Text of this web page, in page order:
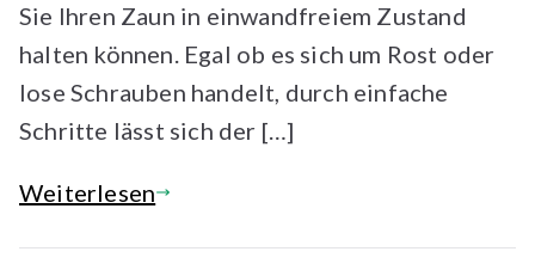
Sie Ihren Zaun in einwandfreiem Zustand
halten können. Egal ob es sich um Rost oder
lose Schrauben handelt, durch einfache
Schritte lässt sich der […]
Weiterlesen